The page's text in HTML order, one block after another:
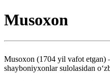
Musoxon
Musoxon (1704 yil vafot
shayboniyxonlar sulolasidan